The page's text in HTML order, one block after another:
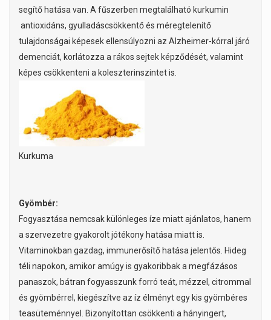
segítő hatása van. A fűszerben megtalálható kurkumin
antioxidáns, gyulladáscsökkentő és méregtelenítő
tulajdonságai képesek ellensúlyozni az Alzheimer-kórral járó
demenciát, korlátozza a rákos sejtek képződését, valamint
képes csökkenteni a koleszterinszintet is.
Kurkuma
Gyömbér:
Fogyasztása nemcsak különleges íze miatt ajánlatos, hanem
a szervezetre gyakorolt jótékony hatása miatt is.
Vitaminokban gazdag, immunerősítő hatása jelentős. Hideg
téli napokon, amikor amúgy is gyakoribbak a megfázásos
panaszok, bátran fogyasszunk forró teát, mézzel, citrommal
és gyömbérrel, kiegészítve az íz élményt egy kis gyömbéres
teasüteménnyel. Bizonyítottan csökkenti a hányingert,